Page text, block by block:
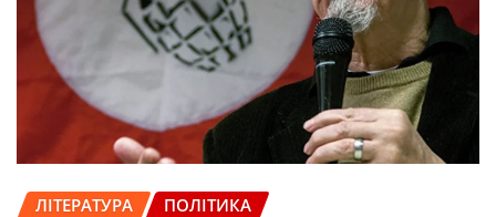
ЛІТЕРАТУРА ПОЛІТИКА